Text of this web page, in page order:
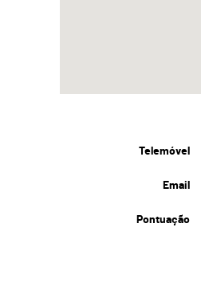
Telemóvel
Email
Pontuação